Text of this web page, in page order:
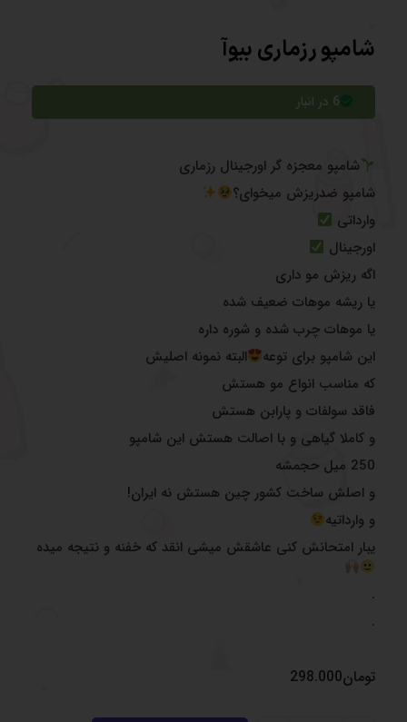
شامپو رزماری بیوآ
6 در انبار
شامپو معجزه گر اورجینال رزماری
شامپو ضدریزش میخوای؟
وارداتی
اورجینال
اگه ریزش مو داری
یا ریشه موهات ضعیف شده
یا موهات چرب شده و شوره داره
این شامپو برای توعه
البته نمونه اصلیش
که مناسب انواع مو هستش
فاقد سولفات و پارابن هستش
و کاملا گیاهی و با اصالت هستش این شامپو
250 میل حجمشه
و اصلش ساخت کشور چین هستش نه ایران!
و وارداتیه
یبار امتحانش کنی عاشقش میشی انقد که خفنه و نتیجه میده
.
.
تومان298.000